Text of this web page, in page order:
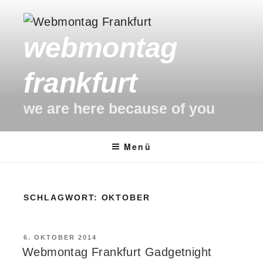
Inhalt
springen
webmontag
frankfurt
we are here because of you
Menü
SCHLAGWORT: OKTOBER
VERÖFFENTLICHT
AM
6. OKTOBER 2014
Webmontag Frankfurt Gadgetnight